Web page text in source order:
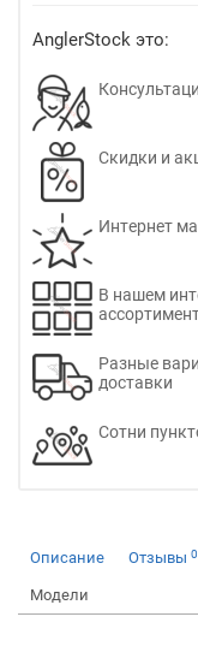
AnglerStock это:
Скидки и
Интернет
В нашем
Разные
доставки
Сотни
Описание Отзывы 0
Модели